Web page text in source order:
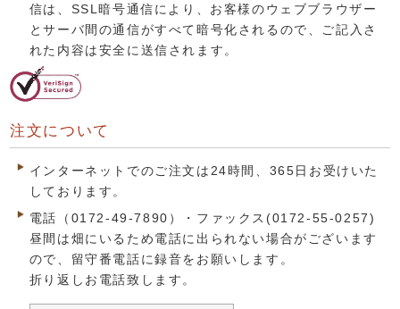
信は、SSL暗号通信により、お客様のウェブブラウザー
とサーバ間の通信がすべて暗号化されるので、ご記入さ
れた内容は安全に送信されます。
注文について
インターネットでのご注文は24時間、365日お受けいた
しております。
電話（0172-49-7890）・ファックス(0172-55-0257)
昼間は畑にいるため電話に出られない場合がございます
ので、留守番電話に録音をお願いします。
折り返しお電話致します。